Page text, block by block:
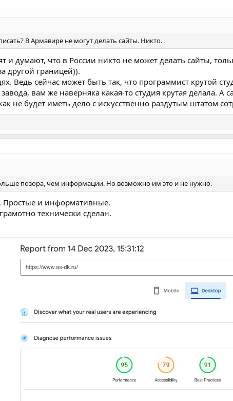
В Армавире не могут делать сайты. Никто.
и думают, что в России никто не может делать сайты,
другой границей)).
Ведь сейчас может быть так, что программист крутой
вам же наверняка какая-то студия крутая делала.
не будет иметь дело с искусственно раздутым штатом
позора, чем информации. Но возможно им это и не нужно.
Простые и информативные.
технически сделан.